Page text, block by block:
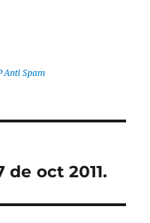
Anti Spam
de oct 2011.